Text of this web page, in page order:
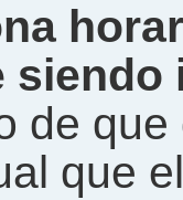
siendo
de
que